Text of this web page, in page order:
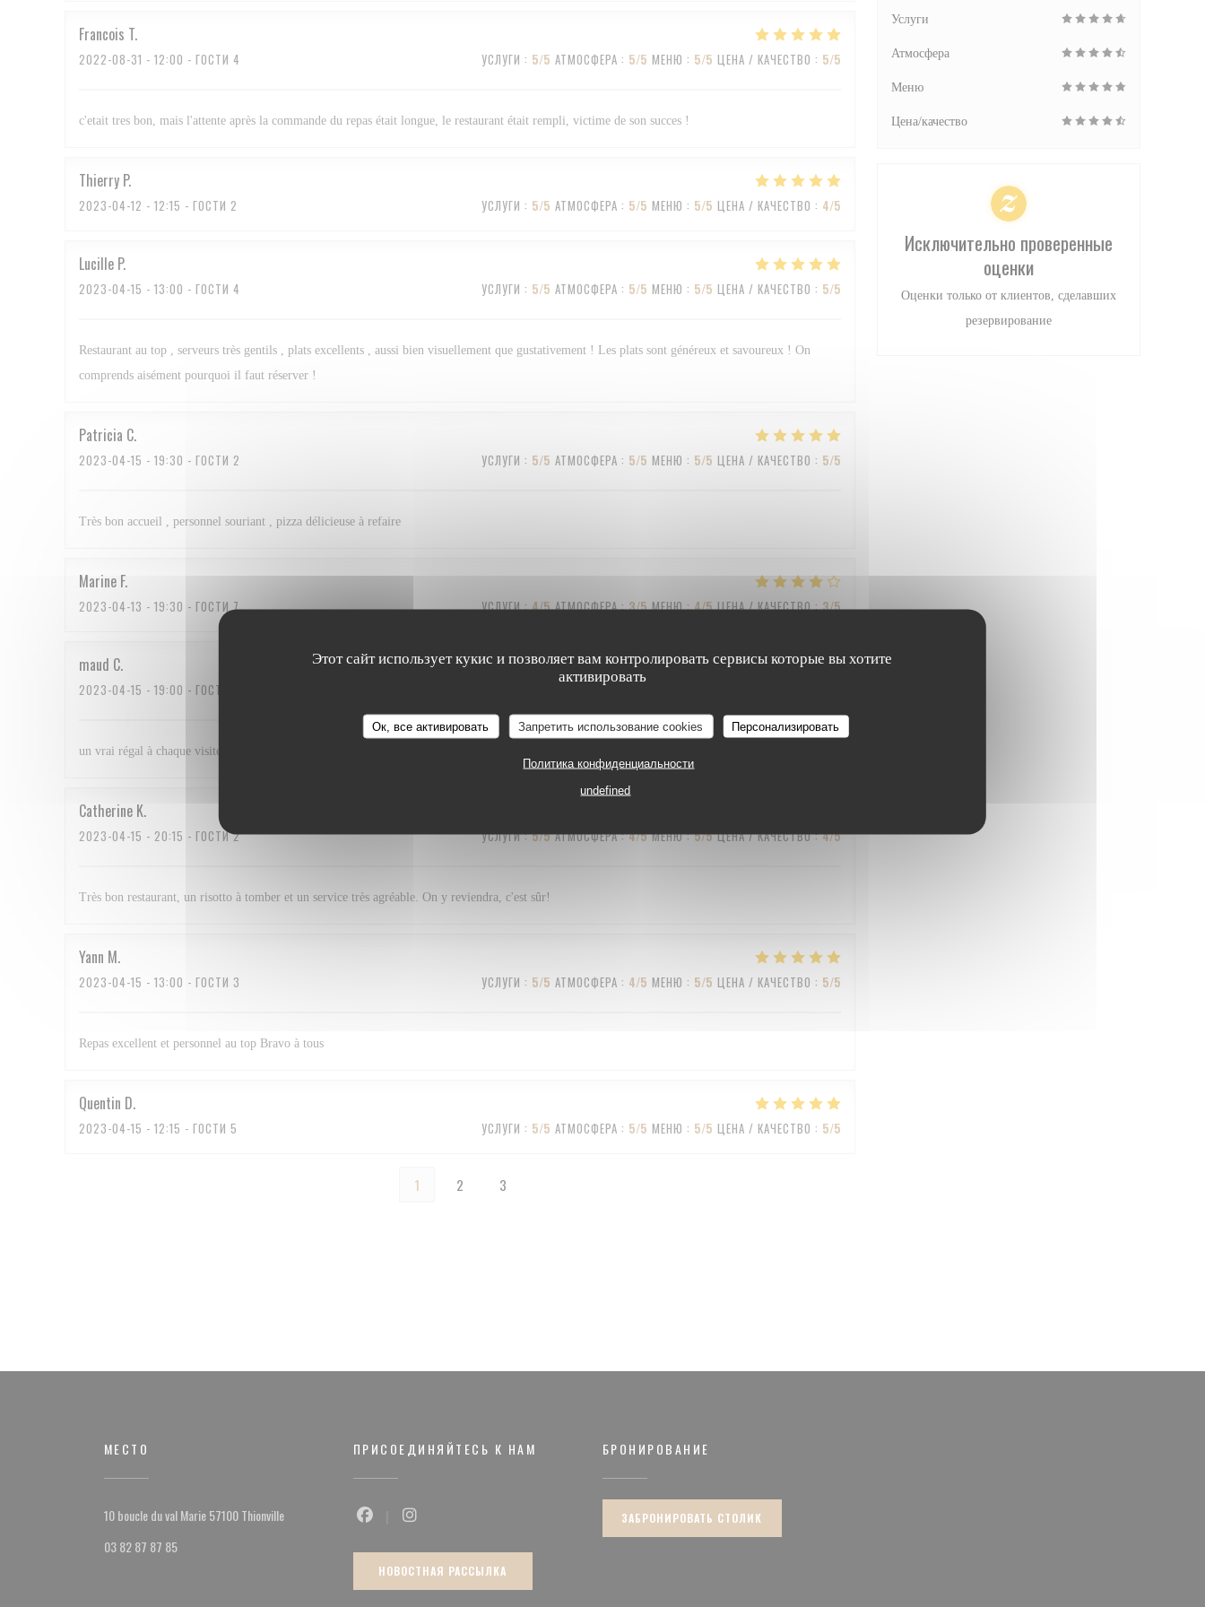
Этот сайт использует кукис и позволяет вам контролировать сервисы которые вы хотите
активировать
Ок, все активировать Запретить использование cookies Персонализировать
Политика конфиденциальности
undefined
Francois T
2022-08-31 - 12:00 - ГОСТИ 4 УСЛУГИ : 5/5 АТМОСФЕРА : 5/5 МЕНЮ : 5/5 ЦЕНА / КАЧЕСТВО : 5/5
c'etait tres bon, mais l'attente après la commande du repas était longue, le restaurant était rempli, victime de son succes !
Thierry P
2023-04-12 - 12:15 - ГОСТИ 2 УСЛУГИ : 5/5 АТМОСФЕРА : 5/5 МЕНЮ : 5/5 ЦЕНА / КАЧЕСТВО : 4/5
Lucille P
2023-04-15 - 13:00 - ГОСТИ 4 УСЛУГИ : 5/5 АТМОСФЕРА : 5/5 МЕНЮ : 5/5 ЦЕНА / КАЧЕСТВО : 5/5
Restaurant au top , serveurs très gentils , plats excellents , aussi bien visuellement que gustativement ! Les plats sont généreux et savoureux ! On
comprends aisément pourquoi il faut réserver !
Patricia C
2023-04-15 - 19:30 - ГОСТИ 2 УСЛУГИ : 5/5 АТМОСФЕРА : 5/5 МЕНЮ : 5/5 ЦЕНА / КАЧЕСТВО : 5/5
Très bon accueil , personnel souriant , pizza délicieuse à refaire
Marine F
2023-04-13 - 19:30 - ГОСТИ 7 УСЛУГИ: 4/5 АТМОСФЕРА: 3/5 МЕНЮ: 4/5 ЦЕНА / КАЧЕСТВО: 3/5
maud C
2023-04-15 - 19:00 - ГОСТИ 5 АТМОСФЕРА
un vrai régal à chaque visite ! nous revenons avec plaisir
Catherine K
2023-04-15 - 20:15 - ГОСТИ 2 УСЛУГИ: 5/5 АТМОСФЕРА: 4/5 МЕНЮ: 5/5 ЦЕНА / КАЧЕСТВО: 4/5
Très bon restaurant, un risotto à tomber et un service très agréable. On y reviendra, c'est sûr!
Yann M
2023-04-15 - 13:00 - ГОСТИ 3 УСЛУГИ : 5/5 АТМОСФЕРА : 4/5 МЕНЮ : 5/5 ЦЕНА / КАЧЕСТВО : 5/5
Repas excellent et personnel au top Bravo à tous
Quentin D
2023-04-15 - 12:15 - ГОСТИ 5 УСЛУГИ : 5/5 АТМОСФЕРА : 5/5 МЕНЮ : 5/5 ЦЕНА / КАЧЕСТВО : 5/5
1 2 3
Услуги
Атмосфера
Меню
Цена/качество
Исключительно проверенные
оценки
Оценки только от клиентов, сделавших
резервирование
МЕСТО
10 boucle du val Marie 57100 Thionville((открывается в новом окне))
03 82 87 87 85
ПРИСОЕДИНЯЙТЕСЬ К НАМ
Facebook ((открывается в новом окне))
Instagram ((открывается в новом окне))
НОВОСТНАЯ РАССЫЛКА
БРОНИРОВАНИЕ
ЗАБРОНИРОВАТЬ СТОЛИК